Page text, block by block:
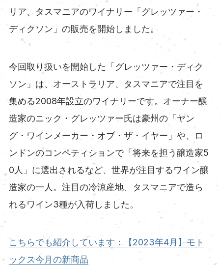
リア、タスマニアのワイナリー「グレッツァー・
ディクソン」の販売を開始しました。
今回取り扱いを開始した「グレッツァー・ディク
ソン」は、オーストラリア、タスマニアで注目を
集める2008年設立のワイナリーです。オーナー醸
造家のニック・グレッツァー氏は豪州の「ヤン
グ・ワインメーカー・オブ・ザ・イヤー」や、ロ
ンドンのコンペティションで「将来を担う醸造家5
0人」に選出されるなど、世界が注目するワイン醸
造家の一人。注目の冷涼産地、タスマニアで造ら
れるワイン3種が入荷しました。
こちらでも紹介しています：【2023年4月】モト
ックス今月の新商品